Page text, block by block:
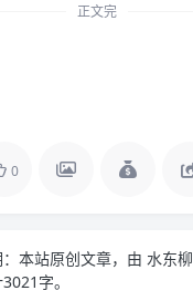
正文完
0
本站原创文章，由 水东柳
字。